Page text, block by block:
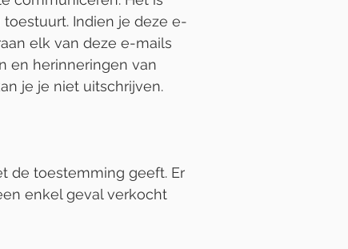
Indien je deze e-
elk van deze e-mails
en herinneringen van
je je niet uitschrijven.
de toestemming geeft. Er
enkel geval verkocht